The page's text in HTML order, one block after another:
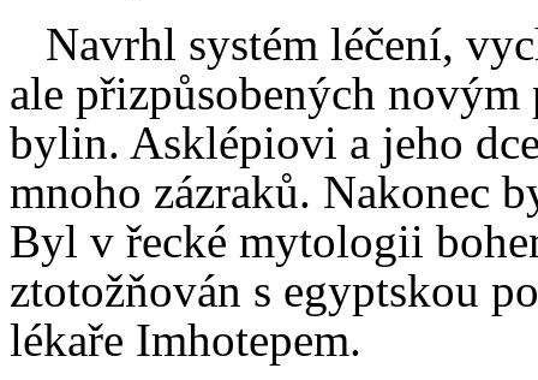
Navrhl systém léčení,
ale přizpůsobených
bylin. Asklépiovi a jeho
mnoho zázraků. Nakonec
Byl v řecké mytologii
ztotožňován s egyptskou
lékaře Imhotepem.